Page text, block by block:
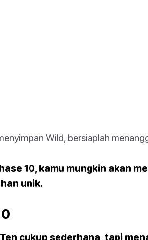
Wild, bersiaplah
10, kamu mungkin akan
unik.
cukup sederhana, tapi